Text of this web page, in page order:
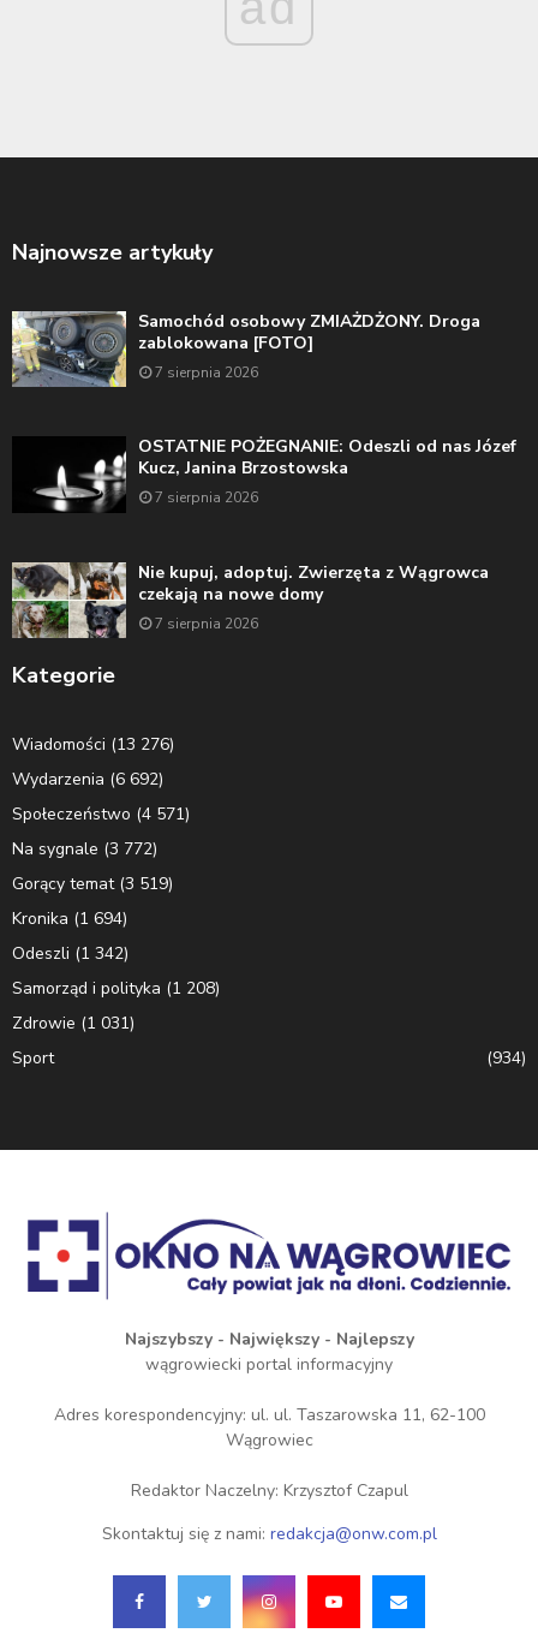
Najnowsze artykuły
Samochód osobowy ZMIAŻDŻONY. Droga
zablokowana [FOTO]
7 sierpnia 2026
OSTATNIE POŻEGNANIE: Odeszli od nas Józef
Kucz, Janina Brzostowska
7 sierpnia 2026
Nie kupuj, adoptuj. Zwierzęta z Wągrowca
czekają na nowe domy
7 sierpnia 2026
Kategorie
Wiadomości (13 276)
Wydarzenia (6 692)
Społeczeństwo (4 571)
Na sygnale (3 772)
Gorący temat(3 519)
Kronika (1 694)
Odeszli (1 342)
Samorząd i polityka (1 208)
Zdrowie (1 031)
Sport
(934)
Najszybszy - Największy - Najlepszy
wągrowiecki portal informacyjny
Adres korespondencyjny: ul. ul. Taszarowska 11, 62-100
Wągrowiec
Redaktor Naczelny: Krzysztof Czapul
Skontaktuj się z nami: redakcja@onw.com.pl